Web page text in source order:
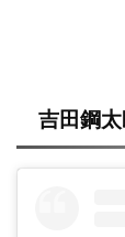
吉田鋼